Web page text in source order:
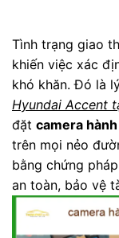
Tình trạng giao
khiến việc xác
khó khăn. Đó là
Hyundai Accent
đặt camera
trên mọi nẻo
bằng chứng
an toàn, bảo vệ